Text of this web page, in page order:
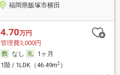
福岡県飯塚市横田
4.70万円
管理費3,000円
なし
1ヶ月
1階 / 1LDK（46.49m2）